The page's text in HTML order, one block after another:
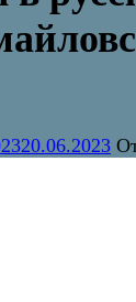
20.06.2023